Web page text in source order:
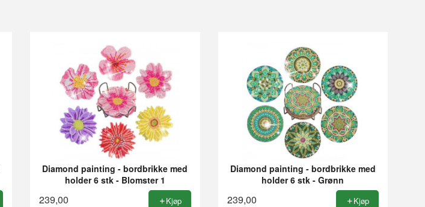
Diamond painting - bordbrikke med
holder 6 stk - Blomster 1
239,00 Kjøp
Diamond painting - bordbrikke med
holder 6 stk - Grønn
239,00 Kjøp